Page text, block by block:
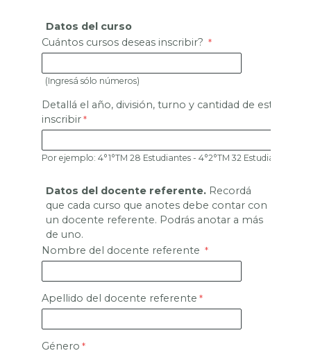
Datos del curso
Cuántos cursos deseas inscribir?
(Ingresá sólo números)
Detallá el año, división, turno y cantidad de
inscribir
Por ejemplo: 4°1°TM 28 Estudiantes - 4°2°TM 32 Estudiantes - etc
Datos del docente referente. Recordá
que cada curso que anotes debe contar con
un docente referente. Podrás anotar a más
de uno.
Nombre del docente referente
Apellido del docente referente
Género